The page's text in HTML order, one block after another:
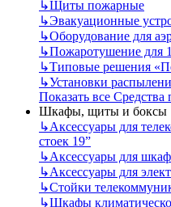
↳Щиты пожарные
↳Эвакуационные
↳Оборудование для
↳Пожаротушение для
↳Типовые решения
↳Установки
Показать все
Шкафы, щиты и боксы
↳Аксессуары для
стоек 19”
↳Аксессуары для
↳Аксессуары для
↳Стойки
↳Шкафы